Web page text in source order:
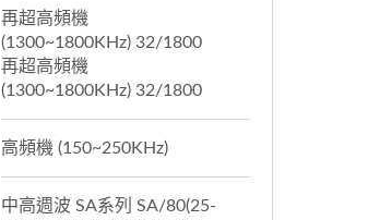
再超高頻機
(1300~1800KHz) 32/1800
再超高頻機
(1300~1800KHz) 32/1800
高頻機 (150~250KHz)
中高週波 SA系列 SA/80(25-